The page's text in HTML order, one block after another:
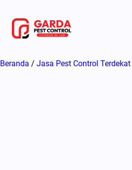
konten
Beranda / Jasa Pest Control Terdekat